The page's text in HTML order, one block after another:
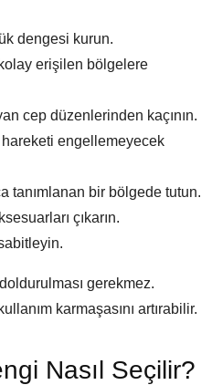
dengesi kurun.
erişilen bölgelere
cep düzenlerinden kaçının.
hareketi engellemeyecek
tanımlanan bir bölgede tutun.
çıkarın.
gerekmez.
karmaşasını artırabilir.
Nasıl Seçilir?